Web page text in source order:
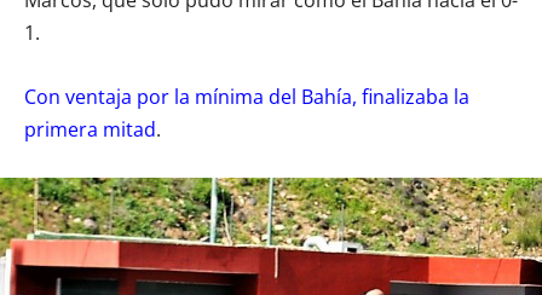
1.
Con ventaja por la mínima del Bahía, finalizaba la
primera mitad.